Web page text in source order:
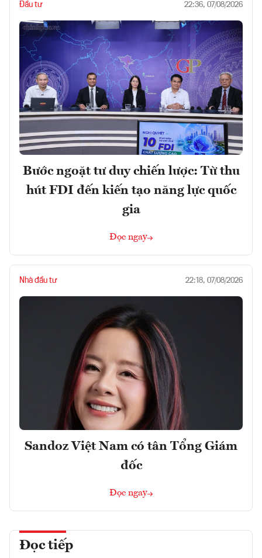
Đầu tư 22:36, 07/08/2026
Bước ngoặt tư duy chiến lược: Từ thu
hút FDI đến kiến tạo năng lực quốc
gia
Đọc ngay
Nhà đầu tư 22:18, 07/08/2026
Sandoz Việt Nam có tân Tổng Giám
đốc
Đọc ngay
Đọc tiếp